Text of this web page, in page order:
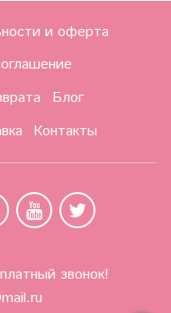
и оферта
Блог
Контакты
звонок!